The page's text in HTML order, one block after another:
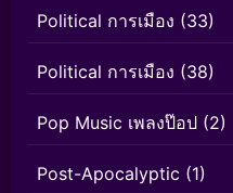
Political การเมือง (33)
Political การเมือง (38)
Pop Music เพลงป๊อป (2)
Post-Apocalyptic (1)